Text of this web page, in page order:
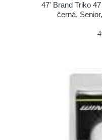
47' Brand Triko
černá,